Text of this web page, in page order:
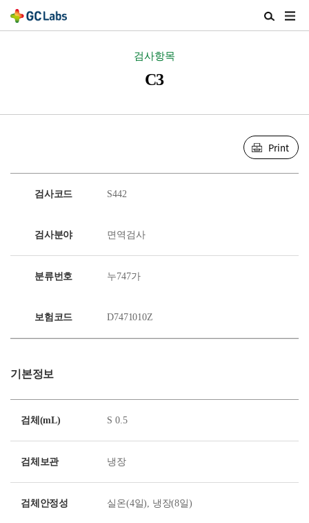
검
색
검사항목
C3
Print
검사코드 S442
검사분야 면역검사
분류번호 누747가
보험코드 D7471010Z
기본정보
검체(mL) S 0.5
검체보관 냉장
검체안정성 실온(4일), 냉장(8일)